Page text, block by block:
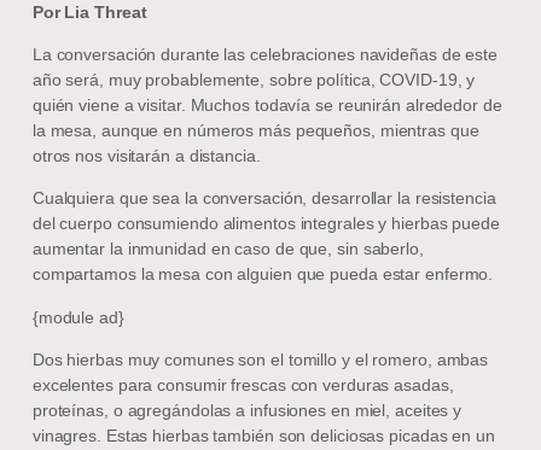
Por Lia Threat
La conversación durante las celebraciones navideñas de este
año será, muy probablemente, sobre política, COVID-19, y
quién viene a visitar. Muchos todavía se reunirán alrededor de
la mesa, aunque en números más pequeños, mientras que
otros nos visitarán a distancia.
Cualquiera que sea la conversación, desarrollar la resistencia
del cuerpo consumiendo alimentos integrales y hierbas puede
aumentar la inmunidad en caso de que, sin saberlo,
compartamos la mesa con alguien que pueda estar enfermo.
{module ad}
Dos hierbas muy comunes son el tomillo y el romero, ambas
excelentes para consumir frescas con verduras asadas,
proteínas, o agregándolas a infusiones en miel, aceites y
vinagres. Estas hierbas también son deliciosas picadas en un